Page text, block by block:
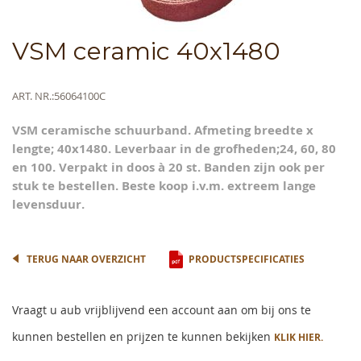
VSM ceramic 40x1480
Meer
ART. NR. 56064100C
VSM ceramische schuurband. Afmeting breedte x
lengte; 40x1480. Leverbaar in de grofheden;24, 60, 80
en 100. Verpakt in doos à 20 st. Banden zijn ook per
stuk te bestellen. Beste koop i.v.m. extreem lange
levensduur.
Skip
to
the
images
gallery
TERUG NAAR OVERZICHT PRODUCTSPECIFICATIES
Vraagt u aub vrijblijvend een account aan om bij ons te
kunnen bestellen en prijzen te kunnen bekijken KLIK HIER.